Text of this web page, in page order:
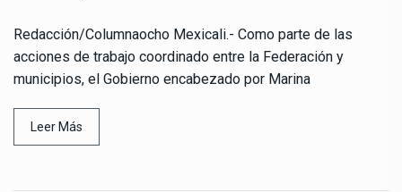
Redacción/Columnaocho Mexicali.- Como parte de las
acciones de trabajo coordinado entre la Federación y
municipios, el Gobierno encabezado por Marina
Leer Más